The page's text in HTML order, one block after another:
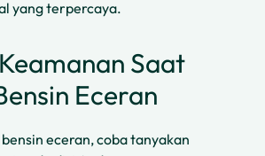
yang terpercaya.
Saat
Eceran
eceran, coba tanyakan